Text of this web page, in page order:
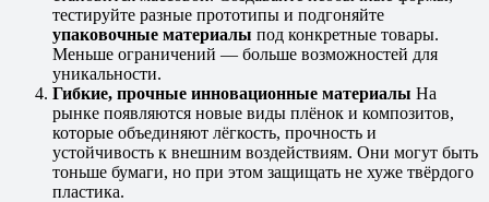
тестируйте разные прототипы и подгоняйте
упаковочные материалы под конкретные товары.
Меньше ограничений — больше возможностей для
уникальности.
Гибкие, прочные инновационные материалы На
рынке появляются новые виды плёнок и композитов,
которые объединяют лёгкость, прочность и
устойчивость к внешним воздействиям. Они могут быть
тоньше бумаги, но при этом защищать не хуже твёрдого
пластика.